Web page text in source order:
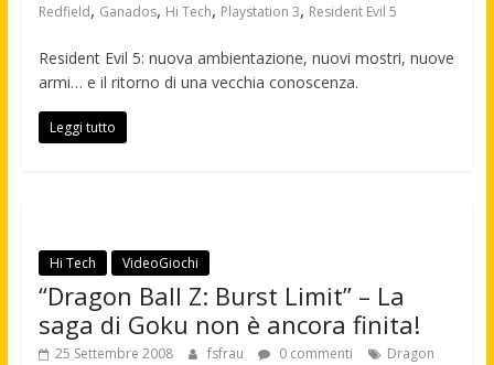
Redfield, Ganados, Hi Tech, Playstation 3, Resident Evil 5
Resident Evil 5: nuova ambientazione, nuovi mostri, nuove
armi… e il ritorno di una vecchia conoscenza.
Leggi tutto
Hi Tech VideoGiochi
“Dragon Ball Z: Burst Limit” – La
saga di Goku non è ancora finita!
25 Settembre 2008 fsfrau 0 commenti
Dragon